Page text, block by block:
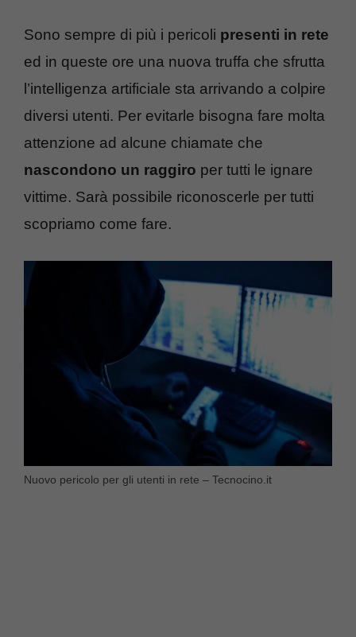
Sono sempre di più i pericoli presenti in rete
ed in queste ore una nuova truffa che sfrutta
l’intelligenza artificiale sta arrivando a colpire
diversi utenti. Per evitarle bisogna fare molta
attenzione ad alcune chiamate che
nascondono un raggiro per tutti le ignare
vittime. Sarà possibile riconoscerle per tutti
scopriamo come fare.
Nuovo pericolo per gli utenti in rete – Tecnocino.it